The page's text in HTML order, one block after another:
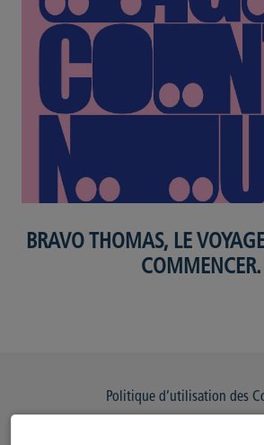
BRAVO THOMAS, LE
COMMENCER.
Politique d’utilisation des